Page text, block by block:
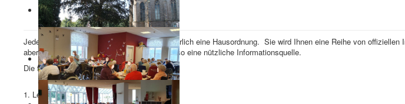
Jedes Wohn- und Pflegezentrum braucht natürlich eine Hausordnung. Sie wird Ihnen eine Reihe von offiziellen
aber auch die Pflichten der Bewohner. Sie also eine nützliche Informationsquelle.
Die folgende Version gilt ab Januar 2026.
1. Leitbild